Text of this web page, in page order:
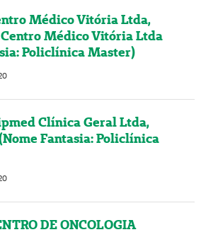
Médico Vitória Ltda,
Médico Vitória Ltda
Policlínica Master)
Clínica Geral Ltda,
Fantasia: Policlínica
DE ONCOLOGIA